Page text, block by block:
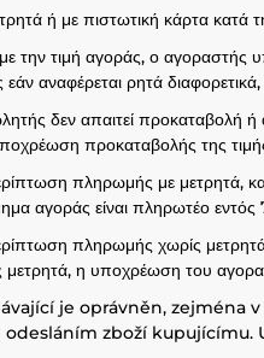
ή με πιστωτική κάρτα
την τιμή αγοράς, ο αγοραστής
εάν αναφέρεται ρητά
δεν απαιτεί προκαταβολή
προκαταβολής της
πληρωμής με μετρητά,
αγοράς είναι πληρωτέο
πληρωμής χωρίς
μετρητά, η υποχρέωση του
je oprávněn, zejména
zboží kupujícímu.